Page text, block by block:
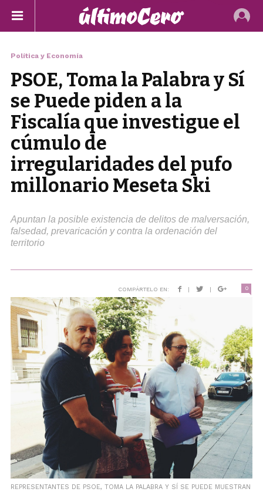
Política y Economía
PSOE, Toma la Palabra y Sí
se Puede piden a la
Fiscalía que investigue el
cúmulo de
irregularidades del pufo
millonario Meseta Ski
Apuntan la posible existencia de delitos de malversación,
falsedad, prevaricación y contra la ordenación del
territorio
COMPÁRTELO EN: | | 0
REPRESENTANTES DE PSOE, TOMA LA PALABRA Y SÍ SE PUEDE MUESTRAN